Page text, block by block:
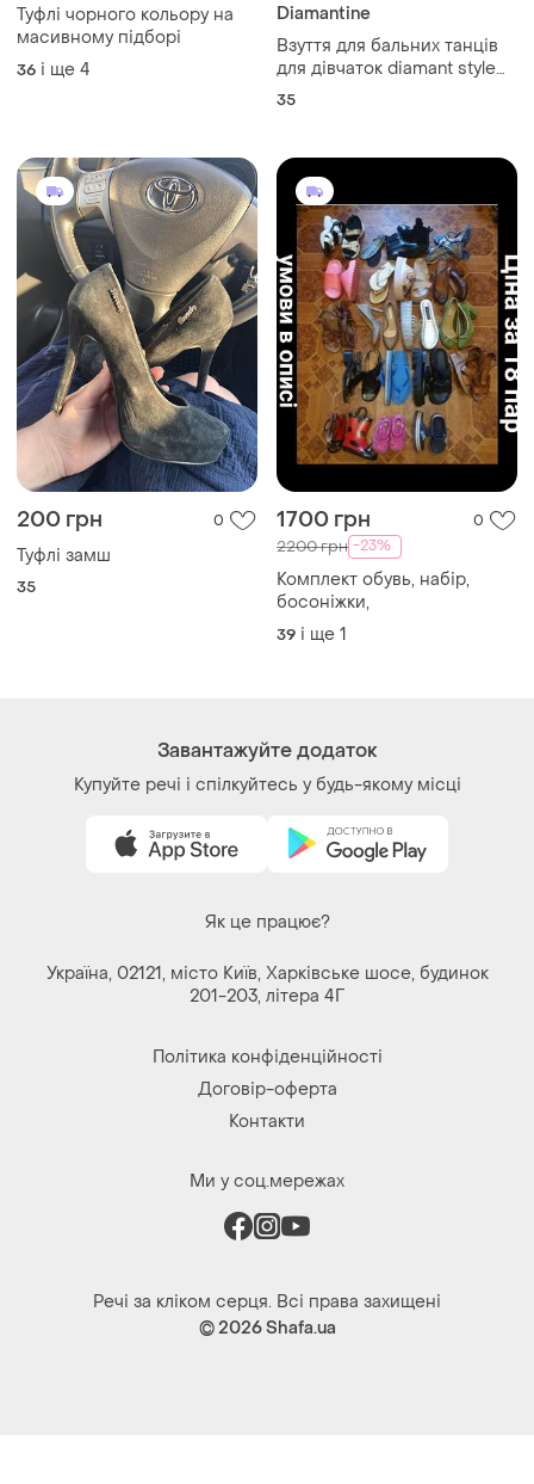
Туфлі чорного кольору на
масивному підборі
36 і ще 4
Diamantine
Взуття для бальних танців
для дівчаток diamant style
008-035-335
35
200 грн 0
Туфлі замш
35
1700 грн 0
2200 грн -23%
Комплект обувь, набір,
босоніжки,
39 і ще 1
Завантажуйте додаток
Купуйте речі і спілкуйтесь у будь-якому місці
Як це працює?
Україна, 02121, місто Київ, Харківське шосе, будинок
201-203, літера 4Г
Політика конфіденційності
Договір-оферта
Контакти
Ми у соц.мережах
Речі за кліком серця. Всі права захищені
© 2026Shafa.ua